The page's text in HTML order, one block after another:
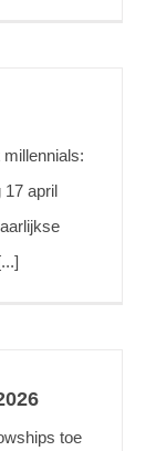
17 april
toe